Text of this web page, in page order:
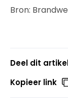
Bron:
Deel dit
Kopieer link